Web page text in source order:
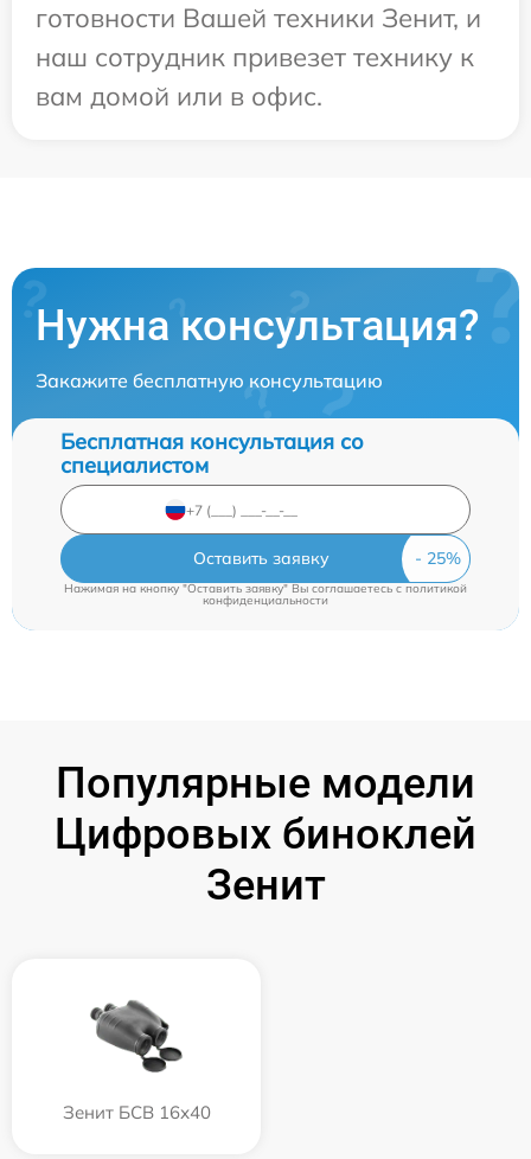
готовности Вашей техники Зенит, и
наш сотрудник привезет технику к
вам домой или в офис.
Нужна консультация?
Закажите бесплатную консультацию
Бесплатная консультация со
специалистом
Оставить заявку
Нажимая на кнопку "Оставить заявку" Вы соглашаетесь cполитикой
конфиденциальности
Популярные модели
Цифровых биноклей
Зенит
Зенит БСВ 16х40